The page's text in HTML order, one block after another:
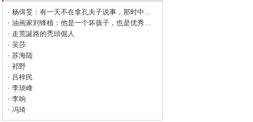
· 走荒誕路的禿頭倔人
· 吴莎
· 苏海陆
· 祁野
· 吕梓民
· 李琰峰
· 李响
· 冯琦